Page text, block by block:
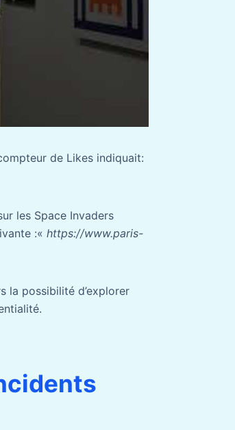
de Likes indiquait:
les Space Invaders
:« https://www.paris-
la possibilité d’explorer